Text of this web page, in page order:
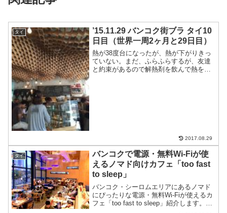
タイ
’15.11.29 バンコク街ブラ タイ10
日目（世界一周2ヶ月と29日目）
熱が38度台になったが、熱が下がりきっ
ていない。まだ、ふらふらするが、友達
と約束があるので解熱剤を飲んで熱を下
2017.08.29
タイ
バンコクで電源・無料Wi-Fiが使
えるノマド向けカフェ「too fast
to sleep」
バンコク・シーロムエリアにあるノマド
にぴったりな電源・無料Wi-Fiが使えるカ
フェ「too fast to sleep」紹介します。電